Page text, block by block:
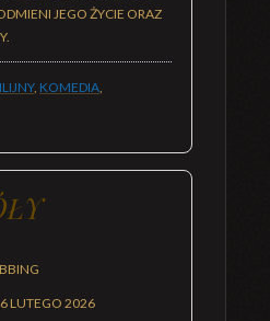
JEGO ŻYCIE ORAZ
, KOMEDIA,
6 LUTEGO 2026